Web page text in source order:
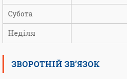
Субота
Неділя
ЗВОРОТНІЙ ЗВ’ЯЗОК